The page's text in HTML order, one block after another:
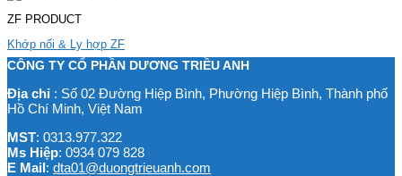
ZF PRODUCT
Khớp nối & Ly hợp ZF
CÔNG TY CỔ PHẦN DƯƠNG TRIỀU ANH
Địa chỉ : Số 02 Đường Hiệp Bình, Phường Hiệp Bình, Thành phố
Hồ Chí Minh, Việt Nam
MST: 0313.977.322
Ms Hiệp: 0934 079 828
E Mail: dta01@duongtrieuanh.com